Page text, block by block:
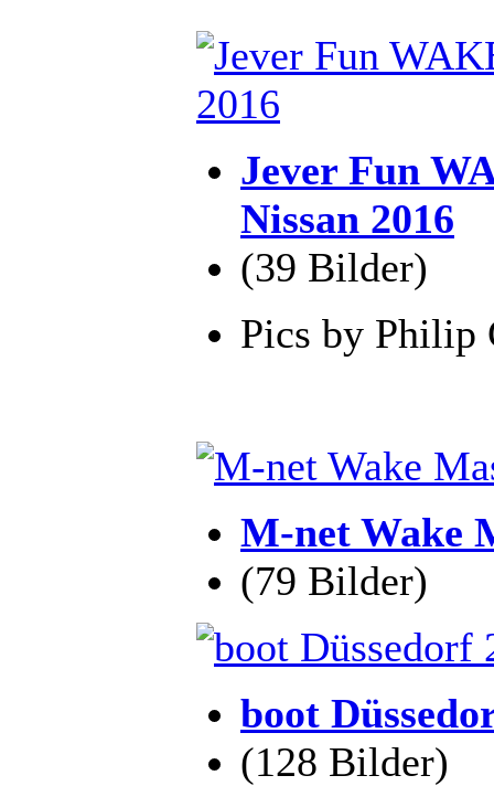
Jever Fun
Nissan 2016
(39 Bilder)
Pics by Philip
M-net Wake
(79 Bilder)
boot
(128 Bilder)